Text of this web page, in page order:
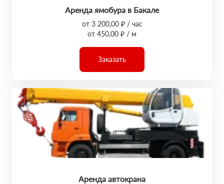
Аренда ямобура в Бакале
от 3 200,00 ₽ / час
от 450,00 ₽ / м
Заказать
Аренда автокрана